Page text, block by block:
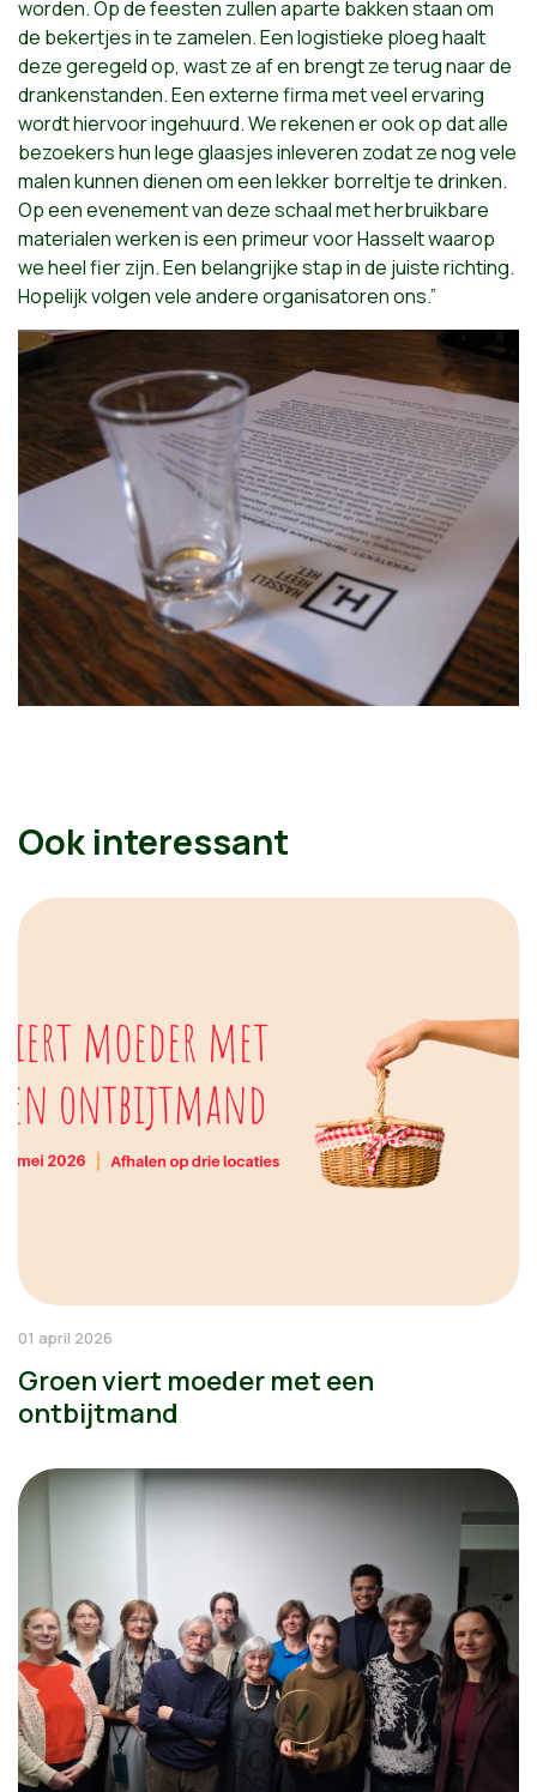
worden. Op de feesten zullen aparte bakken staan om
de bekertjes in te zamelen. Een logistieke ploeg haalt
deze geregeld op, wast ze af en brengt ze terug naar de
drankenstanden. Een externe firma met veel ervaring
wordt hiervoor ingehuurd. We rekenen er ook op dat alle
bezoekers hun lege glaasjes inleveren zodat ze nog vele
malen kunnen dienen om een lekker borreltje te drinken.
Op een evenement van deze schaal met herbruikbare
materialen werken is een primeur voor Hasselt waarop
we heel fier zijn. Een belangrijke stap in de juiste richting.
Hopelijk volgen vele andere organisatoren ons.”
Ook interessant
01 april 2026
Groen viert moeder met een
ontbijtmand